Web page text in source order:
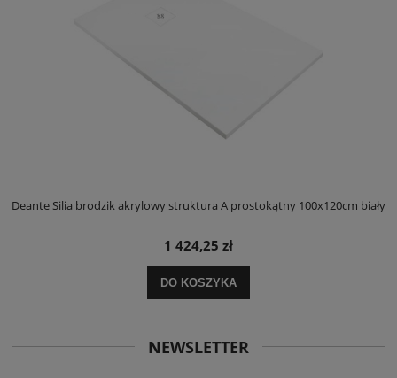
Deante Silia brodzik akrylowy struktura A prostokątny 100x120cm biały
1 424,25 zł
DO KOSZYKA
NEWSLETTER